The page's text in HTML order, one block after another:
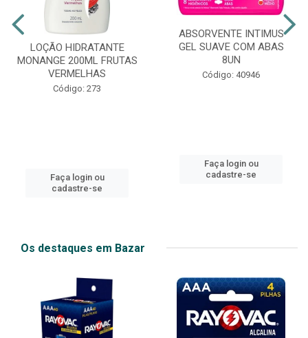
LOÇÃO HIDRATANTE
MONANGE 200ML FRUTAS
VERMELHAS
Código: 273
Faça login ou
cadastre-se
ABSORVENTE INTIMUS
GEL SUAVE COM ABAS
8UN
Código: 40946
Faça login ou
cadastre-se
Os destaques em Bazar